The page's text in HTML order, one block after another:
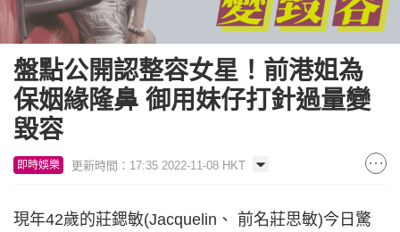
盤點公開認整容女星！前港姐為
保姻緣隆鼻 御用妹仔打針過量變
毀容
即時娛樂 更新時間：17:35 2022-11-08 HKT
現年42歲的莊鍶敏(Jacquelin、 前名莊思敏)今日驚